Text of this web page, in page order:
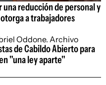
una reducción de personal y
a trabajadores
de Cabildo Abierto para
"una ley aparte"